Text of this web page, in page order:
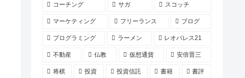
コーチング サガ スコッチ
マーケティング フリーランス ブログ
プログラミング ラーメン レオパレス21
不動産 仏教 仮想通貨 安倍晋三
将棋 投資 投資信託 書籍 書評